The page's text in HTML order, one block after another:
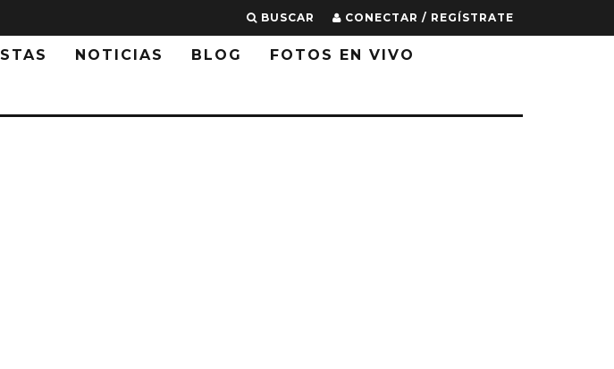
BUSCAR CONECTAR / REGÍSTRATE
NOTICIAS BLOG FOTOS EN VIVO